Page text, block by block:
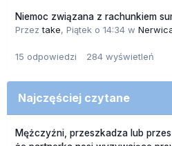
Niemoc związana z rachunkiem
Przeztake, Piątek o 14:34 w
15 odpowiedzi 284 wyświetleń
Najczęściej czytane
Mężczyźni, przeszkadza lub